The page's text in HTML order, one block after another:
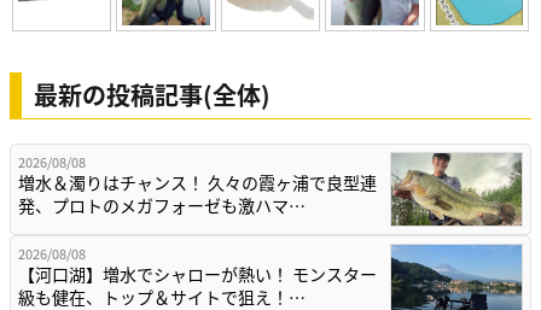
最新の投稿記事(全体)
2026/08/08
増水＆濁りはチャンス！ 久々の霞ヶ浦で良型連
発、プロトのメガフォーゼも激ハマ…
2026/08/08
【河口湖】増水でシャローが熱い！ モンスター
級も健在、トップ＆サイトで狙え！…